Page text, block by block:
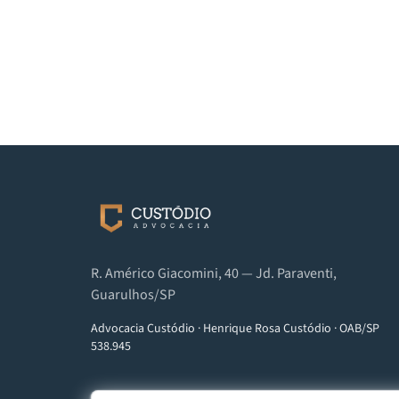
R. Américo Giacomini, 40 — Jd. Paraventi,
Guarulhos/SP
Advocacia Custódio · Henrique Rosa Custódio ·OAB/SP
538.945